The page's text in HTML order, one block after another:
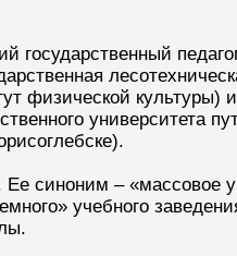
физической
университета
Ее синоним – «массовое
учебного